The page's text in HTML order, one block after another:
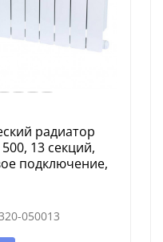
радиатор
13 секций,
подключение,
050013